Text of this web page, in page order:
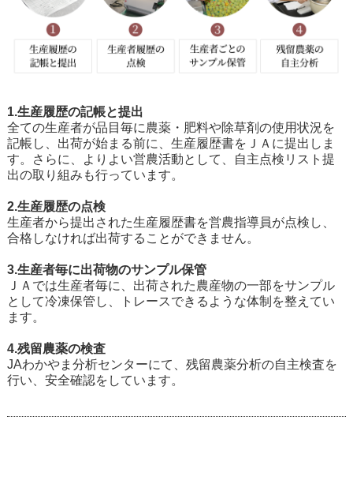
1.生産履歴の記帳と提出
全ての生産者が品目毎に農薬・肥料や除草剤の使用状況を
記帳し、出荷が始まる前に、生産履歴書をＪＡに提出しま
す。さらに、よりよい営農活動として、自主点検リスト提
出の取り組みも行っています。
2.生産履歴の点検
生産者から提出された生産履歴書を営農指導員が点検し、
合格しなければ出荷することができません。
3.生産者毎に出荷物のサンプル保管
ＪＡでは生産者毎に、出荷された農産物の一部をサンプル
として冷凍保管し、トレースできるような体制を整えてい
ます。
4.残留農薬の検査
JAわかやま分析センターにて、残留農薬分析の自主検査を
行い、安全確認をしています。